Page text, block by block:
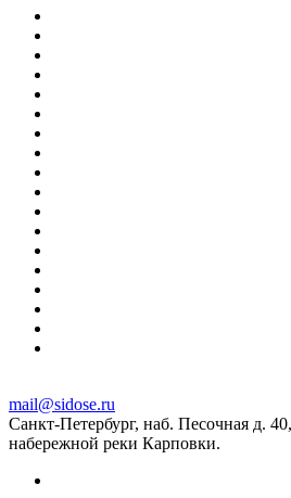
mail@sidose.ru
Санкт-Петербург, наб. Песочная д.
набережной реки Карповки.